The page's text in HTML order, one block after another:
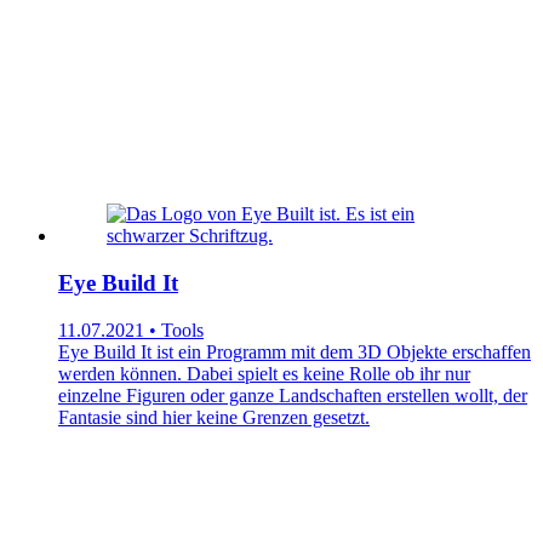
Eye Build It
11.07.2021 • Tools
Eye Build It ist ein Programm mit dem 3D Objekte erschaffen
werden können. Dabei spielt es keine Rolle ob ihr nur
einzelne Figuren oder ganze Landschaften erstellen wollt, der
Fantasie sind hier keine Grenzen gesetzt.